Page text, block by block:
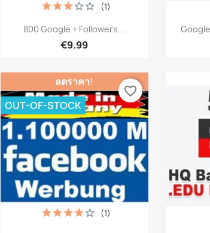
เปิดหน้าต่างย่อ
800 Google + Followers...
€9.99
(1)
(1)
ลดราคา!
OUT-OF-STOCK
favorite_border